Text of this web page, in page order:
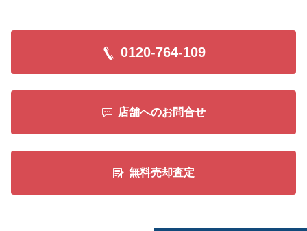
0120-764-109
店舗へのお問合せ
無料売却査定